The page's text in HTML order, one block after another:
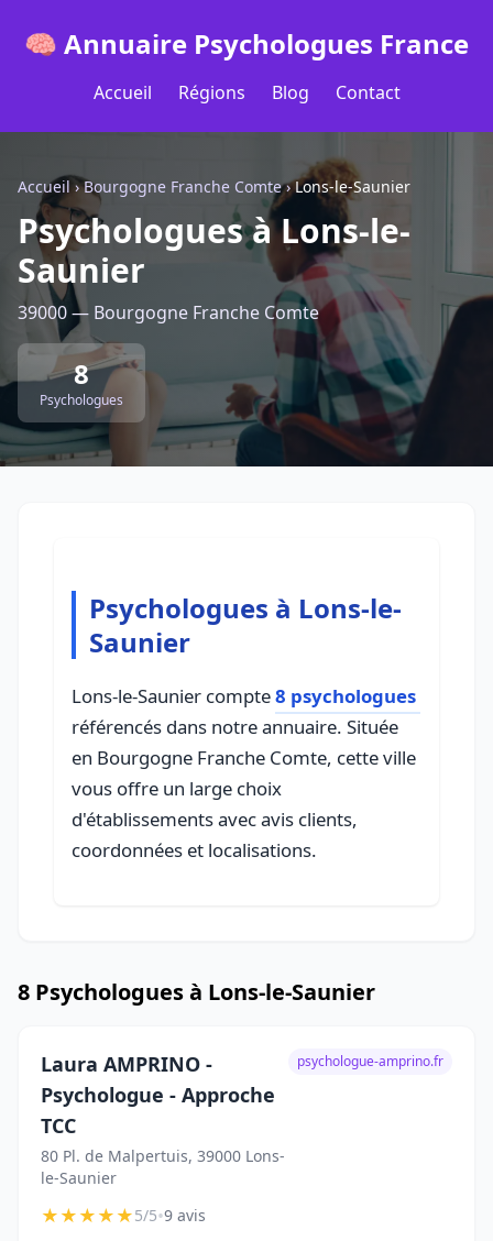
🧠 Annuaire Psychologues France
Accueil Régions Blog Contact
Accueil ›Bourgogne Franche Comte›Lons-le-Saunier
Psychologues à Lons-le-
Saunier
39000 — Bourgogne Franche Comte
8
Psychologues
Psychologues à Lons-le-
Saunier
Lons-le-Saunier compte8 psychologues
référencés dans notre annuaire. Située
en Bourgogne Franche Comte, cette ville
vous offre un large choix
d'établissements avec avis clients,
coordonnées et localisations.
8 Psychologues à Lons-le-Saunier
Laura AMPRINO -
Psychologue - Approche
TCC
80 Pl. de Malpertuis, 39000 Lons-
le-Saunier
psychologue-amprino.fr
★★★★★5/5•9 avis